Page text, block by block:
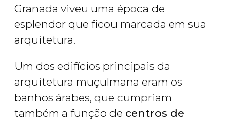
Granada viveu uma época de
esplendor que ficou marcada em sua
arquitetura.
Um dos edifícios principais da
arquitetura muçulmana eram os
banhos árabes, que cumpriam
também a função de centros de